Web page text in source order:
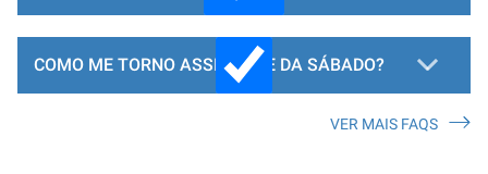
COMO ME TORNO ASSINANTE DA SÁBADO?
VER MAIS FAQS